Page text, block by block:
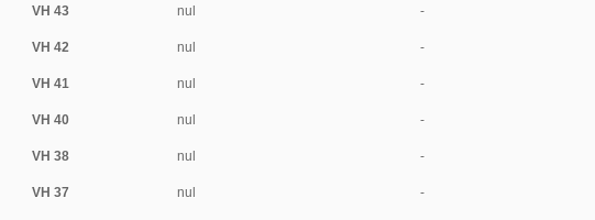
VH 43 nul -
VH 42 nul -
VH 41 nul -
VH 40 nul -
VH 38 nul -
VH 37 nul -